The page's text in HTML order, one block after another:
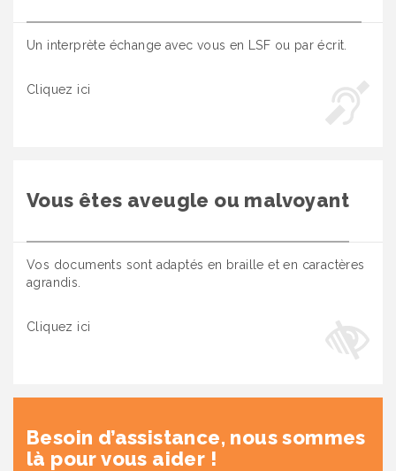
Un interprète échange avec vous en LSF ou par écrit.
Cliquez ici
Vous êtes aveugle ou malvoyant
Vos documents sont adaptés en braille et en caractères
agrandis.
Cliquez ici
Besoin d’assistance, nous sommes
là pour vous aider !